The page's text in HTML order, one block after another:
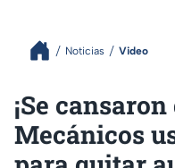
Noticias Video
¡Se
Mecánicos